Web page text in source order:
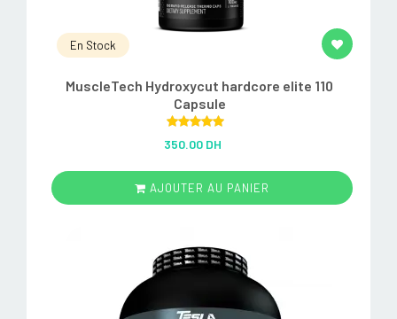
En Stock
MuscleTech Hydroxycut hardcore elite 110
Capsule
out of 5
350.00 DH
AJOUTER AU PANIER